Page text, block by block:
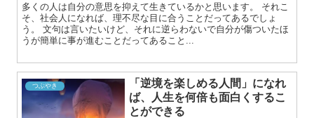
多くの人は自分の意思を抑えて生きているかと思います。 それこ
そ、社会人になれば、理不尽な目に合うことだってあるでしょ
う。 文句は言いたいけど、それに逆らわないで自分が傷ついたほ
うが簡単に事が進むことだってあること...
つぶやき
「逆境を楽しめる人間」になれ
ば、人生を何倍も面白くするこ
とができる